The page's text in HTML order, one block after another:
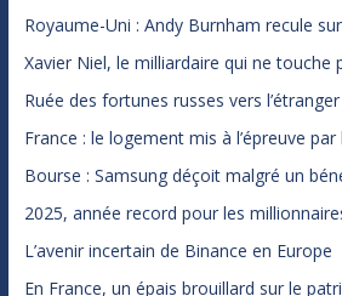
Royaume-Uni : Andy Burnham recule
Xavier Niel, le milliardaire qui ne touche
Ruée des fortunes russes vers l’étranger
France : le logement mis à l’épreuve
Bourse : Samsung déçoit malgré un
2025, année record pour les
L’avenir incertain de Binance en Europe
En France, un épais brouillard sur le